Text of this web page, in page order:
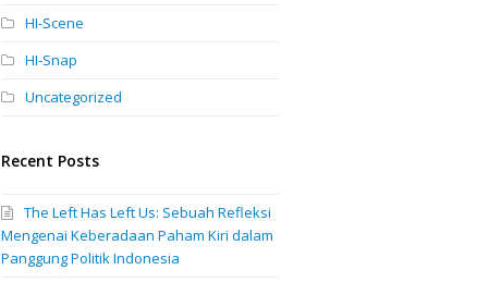
HI-Scene
HI-Snap
Uncategorized
Recent Posts
The Left Has Left Us: Sebuah Refleksi
Mengenai Keberadaan Paham Kiri dalam
Panggung Politik Indonesia